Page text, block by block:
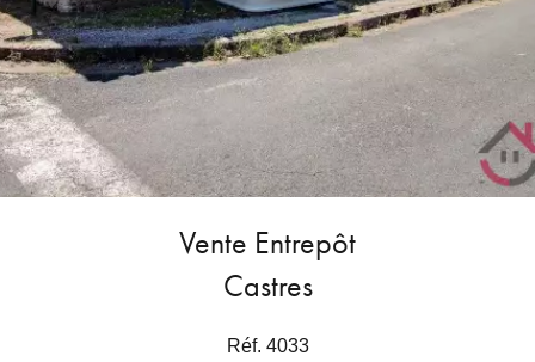
Vente Entrepôt
Castres
Réf. 4033